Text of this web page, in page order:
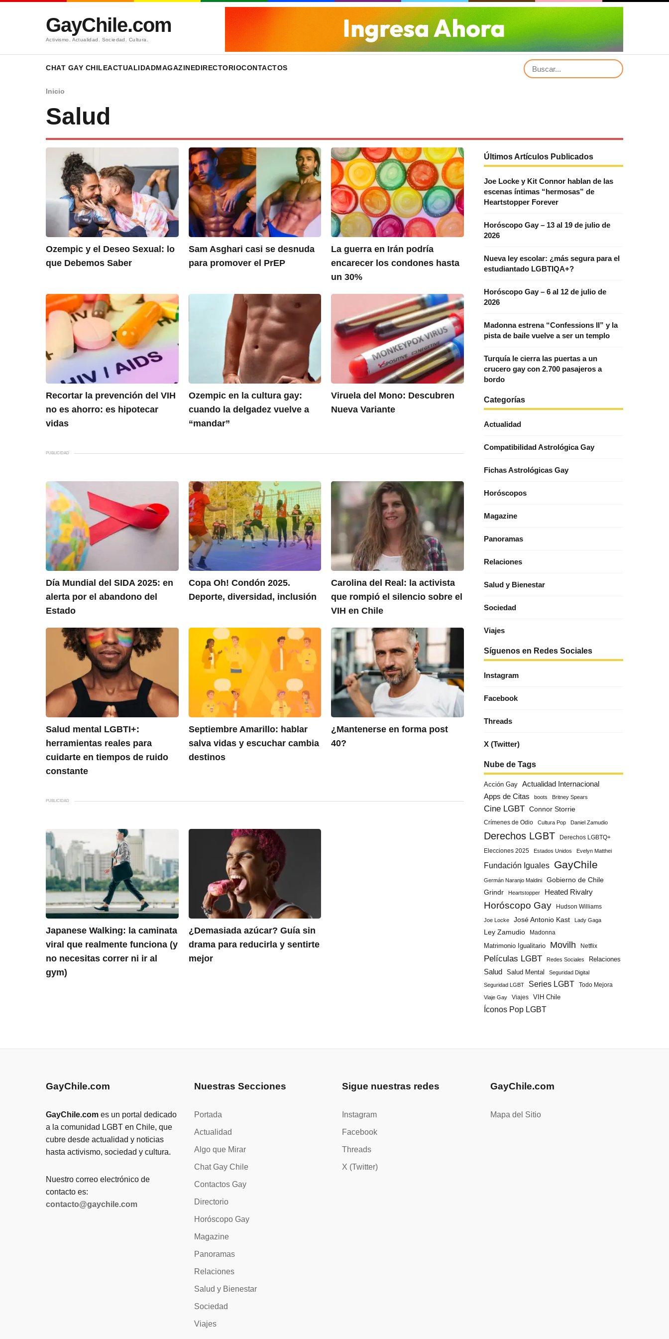
GayChile.com
Activismo. Actualidad. Sociedad. Cultura.
CHAT GAY CHILEACTUALIDADMAGAZINEDIRECTORIOCONTACTOS
Inicio
Salud
Ozempic y el Deseo Sexual: lo
que Debemos Saber
Sam Asghari casi se desnuda
para promover el PrEP
La guerra en Irán podría
encarecer los condones hasta
un 30%
Recortar la prevención del VIH
no es ahorro: es hipotecar
vidas
Ozempic en la cultura gay:
cuando la delgadez vuelve a
“mandar”
Viruela del Mono: Descubren
Nueva Variante
PUBLICIDAD
Día Mundial del SIDA 2025: en
alerta por el abandono del
Estado
Copa Oh! Condón 2025.
Deporte, diversidad, inclusión
Carolina del Real: la activista
que rompió el silencio sobre el
VIH en Chile
Salud mental LGBTI+:
herramientas reales para
cuidarte en tiempos de ruido
constante
Septiembre Amarillo: hablar
salva vidas y escuchar cambia
destinos
¿Mantenerse en forma post
40?
PUBLICIDAD
Japanese Walking: la caminata
viral que realmente funciona (y
no necesitas correr ni ir al
gym)
¿Demasiada azúcar? Guía sin
drama para reducirla y sentirte
mejor
Últimos Artículos Publicados
Joe Locke y Kit Connor hablan de las
escenas íntimas “hermosas” de
Heartstopper Forever
Horóscopo Gay – 13 al 19 de julio de
2026
Nueva ley escolar: ¿más segura para el
estudiantado LGBTIQA+?
Horóscopo Gay – 6 al 12 de julio de
2026
Madonna estrena “Confessions II” y la
pista de baile vuelve a ser un templo
Turquía le cierra las puertas a un
crucero gay con 2.700 pasajeros a
bordo
Categorías
Actualidad
Compatibilidad Astrológica Gay
Fichas Astrológicas Gay
Horóscopos
Magazine
Panoramas
Relaciones
Salud y Bienestar
Sociedad
Viajes
Síguenos en Redes Sociales
Instagram
Facebook
Threads
X (Twitter)
Nube de Tags
Acción Gay
Actualidad Internacional
Apps de Citas
boots Britney Spears
Cine LGBT Connor Storrie
Crímenes de Odio Cultura Pop Daniel Zamudio
Derechos LGBT
Derechos LGBTQ+
Elecciones 2025
Estados Unidos Evelyn Matthei
Fundación Iguales GayChile
Germán Naranjo Maldini
Gobierno de Chile
Grindr
Heartstopper Heated Rivalry
Horóscopo Gay Hudson Williams
Joe Locke José Antonio Kast Lady Gaga
Ley Zamudio Madonna
Matrimonio Igualitario Movilh Netflix
Películas LGBT Redes Sociales Relaciones
Salud Salud Mental Seguridad Digital
Seguridad LGBT Series LGBT Todo Mejora
Viaje Gay Viajes VIH Chile
Íconos Pop LGBT
GayChile.com
GayChile.com es un portal dedicado
a la comunidad LGBT en Chile, que
cubre desde actualidad y noticias
hasta activismo, sociedad y cultura.
Nuestro correo electrónico de
contacto es:
contacto@gaychile.com
Nuestras Secciones
Portada
Actualidad
Algo que Mirar
Chat Gay Chile
Contactos Gay
Directorio
Horóscopo Gay
Magazine
Panoramas
Relaciones
Salud y Bienestar
Sociedad
Viajes
Sigue nuestras redes
Instagram
Facebook
Threads
X (Twitter)
GayChile.com
Mapa del Sitio